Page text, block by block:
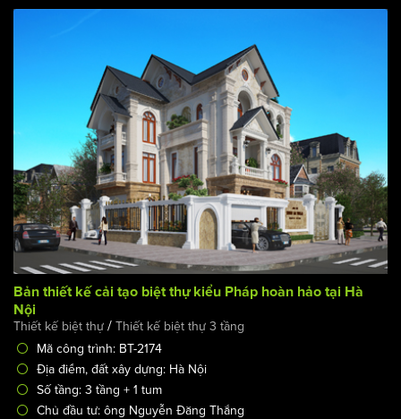
Bản thiết kế cải tạo biệt thự kiểu Pháp hoàn hảo tại Hà
Nội
Thiết kế biệt thự / Thiết kế biệt thự 3 tầng
Mã công trình: BT-2174
Địa điểm, đất xây dựng: Hà Nội
Số tầng: 3 tầng + 1 tum
Chủ đầu tư: ông Nguyễn Đăng Thắng